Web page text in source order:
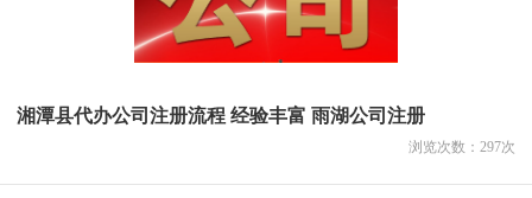
湘潭县代办公司注册流程 经验丰富 雨湖公司注册
浏览次数： 297次